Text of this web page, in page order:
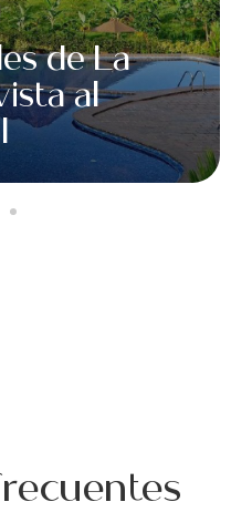
café y